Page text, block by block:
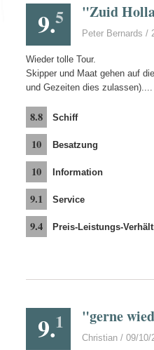
9.5 "Zuid
Peter Bernards /
Wieder tolle Tour.
Skipper und Maat gehen auf
und Gezeiten dies
8.8 Schiff
10 Besatzung
10 Information
9.1 Service
9.4 Preis-Leistungs-
9.1 "gerne
Christian / 09/10/